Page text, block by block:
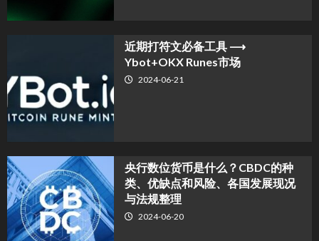
近期打符文必备工具 ⟶
Ybot+OKX Runes市场
2024-06-21
央行数位货币是什么？CBDC的种
类、优缺点和风险、各国发展现况
与法规整理
2024-06-20